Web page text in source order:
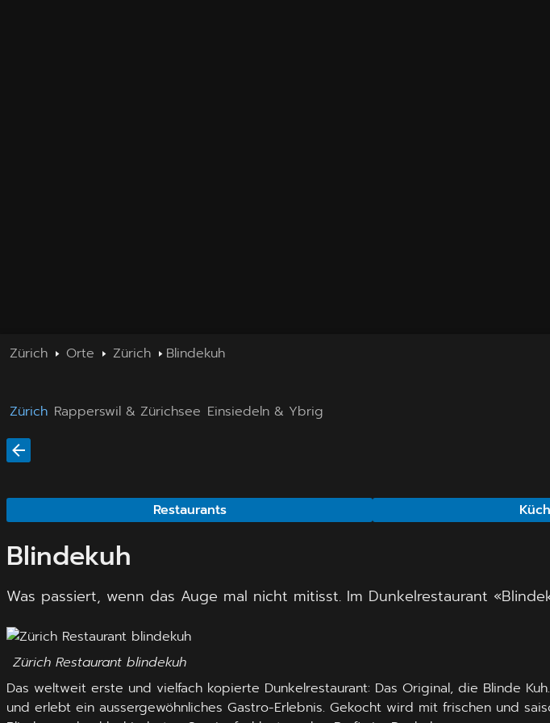
Zürich Orte Zürich Blindekuh
Zürich Rapperswil & Zürichsee Einsiedeln & Ybrig
Restaurants
Blindekuh
Was passiert, wenn das Auge mal nicht mitisst. Im Dunkelrestaurant
Zürich Restaurant blindekuh
Das weltweit erste und vielfach kopierte Dunkelrestaurant: Das Original, die Blinde
und erlebt ein aussergewöhnliches Gastro-Erlebnis. Gekocht wird mit frischen und